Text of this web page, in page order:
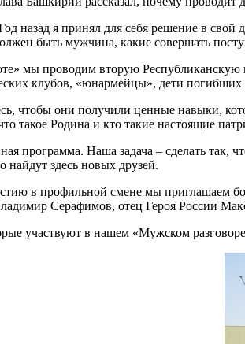
назад я принял для себя решение в
быть мужчина, какие совершать
мы проводим вторую Республиканскую
клубов, «юнармейцы», дети
чтобы они получили ценные навыки,
такое Родина и кто такие настоящие
программа. Наша задача – сделать так,
найдут здесь новых друзей.
в профильной смене мы приглашаем
Серафимов, отец Героя России
участвуют в нашем «Мужском